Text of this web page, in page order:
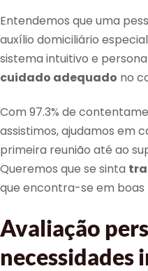
Entendemos que uma
auxílio domiciliário
sistema intuitivo e
cuidado adequado no
Com 97.3% de
assistimos, ajudamos em
primeira reunião até ao
Queremos que se sinta
que encontra-se em boas
Avaliação
necessidades